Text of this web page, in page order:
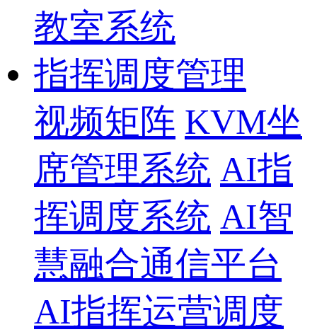
教室系统
指挥调度管理
视频矩阵 KVM坐
席管理系统 AI指
挥调度系统 AI智
慧融合通信平台
AI指挥运营调度